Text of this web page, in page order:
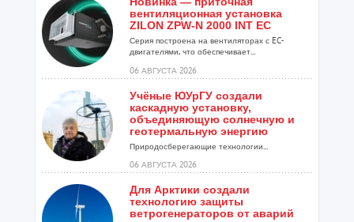
вентиляционная установка
ZILON ZPW-N 2000 INT EC
Серия построена на вентиляторах с EC-
двигателями, что обеспечивает...
06 АВГУСТА 2026
Учёные ЮУрГУ создали
каскадную установку,
объединяющую солнечную и
геотермальную энергию
Природосберегающие технологии...
06 АВГУСТА 2026
Для Арктики создали
технологию защиты
ветрогенераторов от аварий